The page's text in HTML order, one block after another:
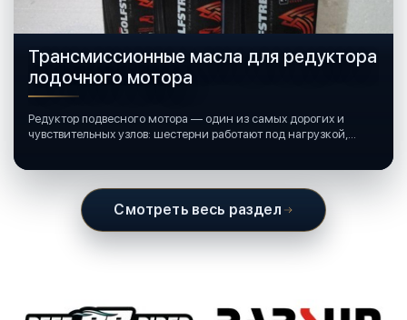
Трансмиссионные масла для редуктора
лодочного мотора
Редуктор подвесного мотора — один из самых дорогих и
чувствительных узлов: шестерни работают под нагрузкой,
Смотреть весь раздел